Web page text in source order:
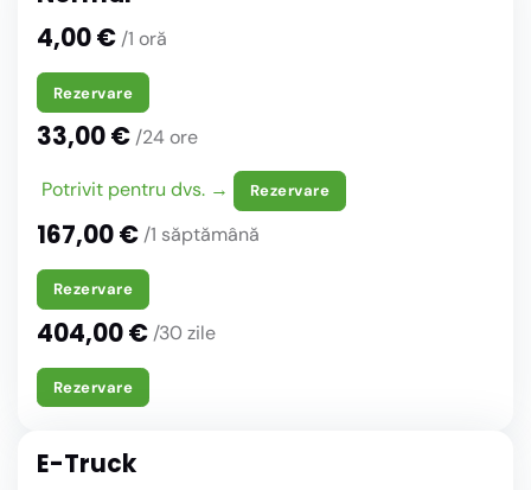
4,00 € /1 oră
Rezervare
33,00 € /24 ore
Potrivit pentru dvs. → Rezervare
167,00 €/1 săptămână
Rezervare
404,00 € /30 zile
Rezervare
E-Truck